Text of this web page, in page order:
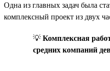
Одна из главных задач была
комплексный проект из двух
💡 Комплексная
средних компаний